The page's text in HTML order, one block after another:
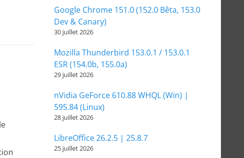
Google Chrome 151.0 (152.0 Bêta, 153.0
Dev & Canary)
30 juillet 2026
Mozilla Thunderbird 153.0.1 / 153.0.1
ESR (154.0b, 155.0a)
29 juillet 2026
nVidia GeForce 610.88 WHQL (Win) |
595.84 (Linux)
28 juillet 2026
LibreOffice 26.2.5 | 25.8.7
25 juillet 2026